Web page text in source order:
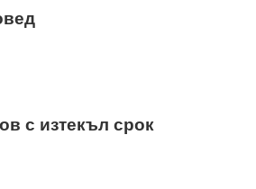
с изтекъл срок